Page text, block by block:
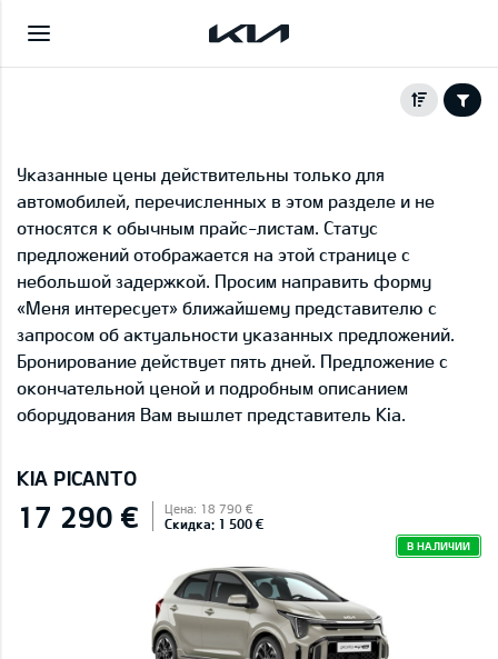
Указанные цены действительны только для
автомобилей, перечисленных в этом разделе и не
относятся к обычным прайс-листам. Статус
предложений отображается на этой странице с
небольшой задержкой. Просим направить форму
«Меня интересует» ближайшему представителю с
запросом об актуальности указанных предложений.
Бронирование действует пять дней. Предложение с
окончательной ценой и подробным описанием
оборудования Вам вышлет представитель Kia.
KIA PICANTO
17 290 € Цена: 18 790 €
Скидка: 1 500 €
В НАЛИЧИИ